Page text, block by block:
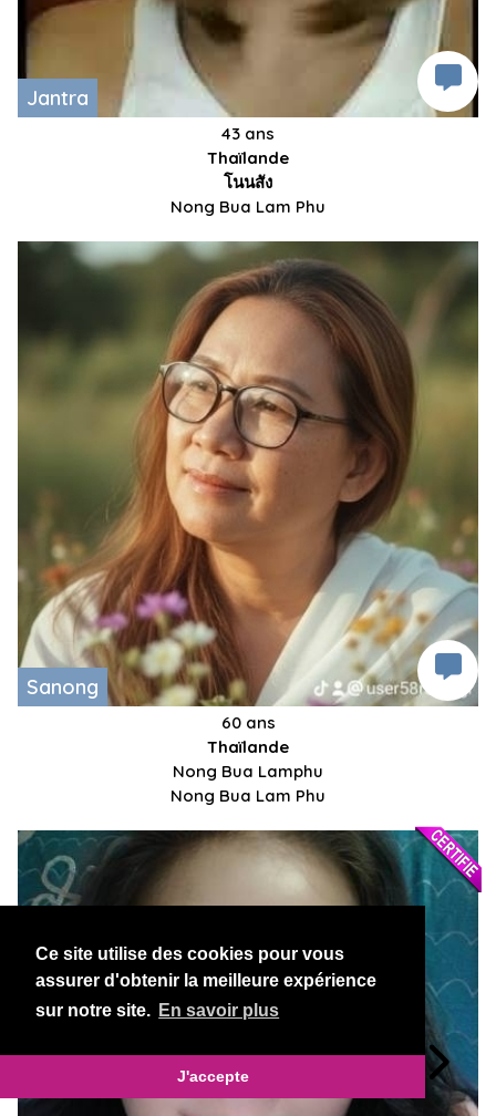
Ce site utilise des cookies pour vous
assurer d'obtenir la meilleure expérience
sur notre site. En savoir plus
J'accepte
Jantra
43 ans
Thaïlande
โนนสัง
Nong Bua Lam Phu
Sanong
60 ans
Thaïlande
Nong Bua Lamphu
Nong Bua Lam Phu